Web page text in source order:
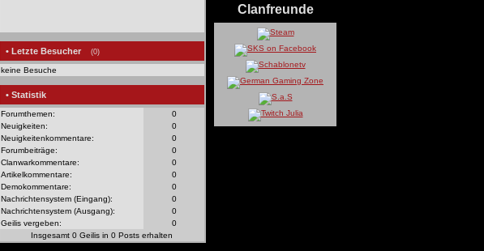
• Letzte Besucher (0)
keine Besuche
• Statistik
Forumthemen:
0
Neuigkeiten:
0
Neuigkeitenkommentare:
0
Forumbeiträge:
0
Clanwarkommentare:
0
Artikelkommentare:
0
Demokommentare:
0
Nachrichtensystem (Eingang):
0
Nachrichtensystem (Ausgang):
0
Geilis vergeben:
0
Insgesamt 0 Geilis in 0 Posts erhalten
Clanfreunde